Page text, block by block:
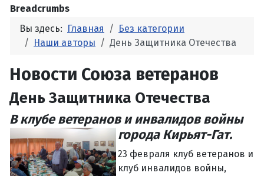
Breadcrumbs
Вы здесь:
Главная
Без категории
Наши авторы
День Защитника Отечества
Новости Союза ветеранов
День Защитника Отечества
В клубе ветеранов и инвалидов войны
города Кирьят-Гат.
23 февраля клуб ветеранов и
клуб инвалидов войны,